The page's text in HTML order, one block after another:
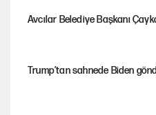
Avcılar Belediye Başkanı
Trump’tan sahnede Biden